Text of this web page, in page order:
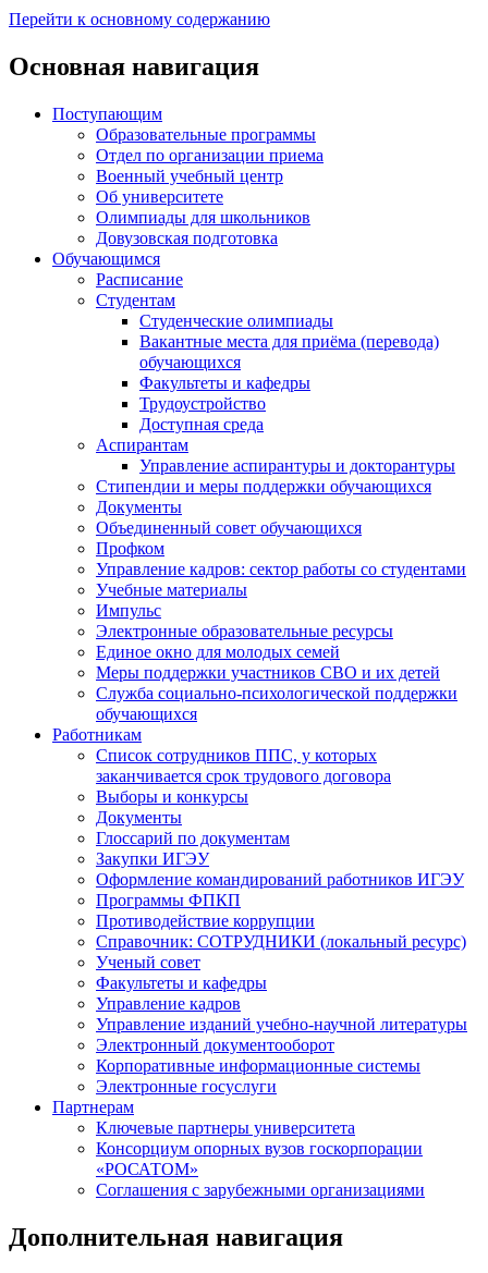
Перейти к основному содержанию
Основная навигация
Поступающим
Образовательные программы
Отдел по организации приема
Военный учебный центр
Об университете
Олимпиады для школьников
Довузовская подготовка
Обучающимся
Расписание
Студентам
Студенческие олимпиады
Вакантные места для приёма (перевода)
обучающихся
Факультеты и кафедры
Трудоустройство
Доступная среда
Аспирантам
Управление аспирантуры и докторантуры
Стипендии и меры поддержки обучающихся
Документы
Объединенный совет обучающихся
Профком
Управление кадров: сектор работы со студентами
Учебные материалы
Импульс
Электронные образовательные ресурсы
Единое окно для молодых семей
Меры поддержки участников СВО и их детей
Служба социально-психологической поддержки
обучающихся
Работникам
Список сотрудников ППС, у которых
заканчивается срок трудового договора
Выборы и конкурсы
Документы
Глоссарий по документам
Закупки ИГЭУ
Оформление командирований работников ИГЭУ
Программы ФПКП
Противодействие коррупции
Справочник: СОТРУДНИКИ (локальный ресурс)
Ученый совет
Факультеты и кафедры
Управление кадров
Управление изданий учебно-научной литературы
Электронный документооборот
Корпоративные информационные системы
Электронные госуслуги
Партнерам
Ключевые партнеры университета
Консорциум опорных вузов госкорпорации
«РОСАТОМ»
Соглашения с зарубежными организациями
Дополнительная навигация